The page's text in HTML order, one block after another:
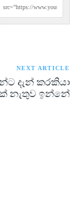
NEXT ARTICLE
දැන් කරකියා
නැතුව ඉන්නේ